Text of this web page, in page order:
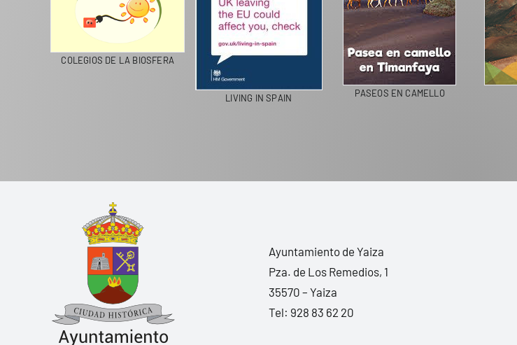
COLEGIOS DE LA BIOSFERA
LIVING IN SPAIN PASEOS EN CAMELLO
Ayuntamiento de Yaiza
Pza. de Los Remedios, 1
35570 – Yaiza
Tel: 928 83 62 20